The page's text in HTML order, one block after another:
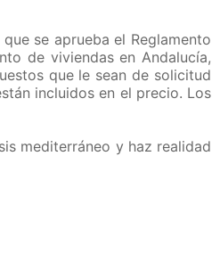
se aprueba el Reglamento
de viviendas en Andalucía,
que le sean de solicitud
incluidos en el precio. Los
mediterráneo y haz realidad